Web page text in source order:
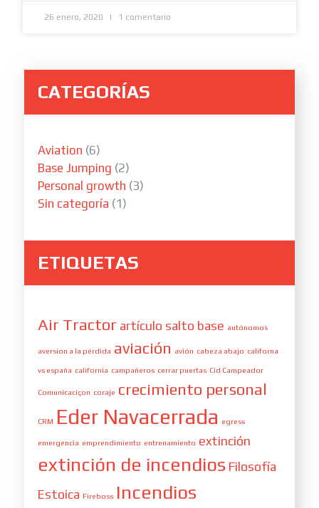
26 enero, 2020 1 comentario
CATEGORÍAS
Aviation (6)
Base Jumping (2)
Personal growth (3)
Sin categoría (1)
ETIQUETAS
Air Tractor artículo salto base autónomos
aversion a la pérdida aviación avión cabeza abajo californa
vs españa california campañeros cerrar puertas Cid Campeador
Comunicaciçon coraje crecimiento personal
CRM Eder Navacerrada egress
emergencia emprendimiento entrenamiento extinción
extinción de incendios Filosofía
Estoica Fireboss Incendios